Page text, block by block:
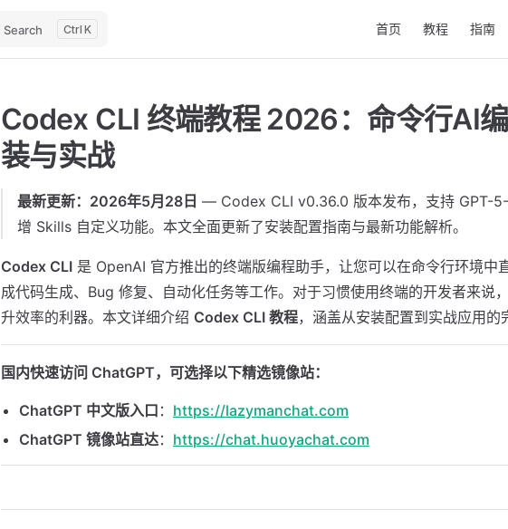
Search K 首页 教程 指南
Codex CLI 终端教程 2026：命令行AI
装与实战
最新更新：2026年5月28日 — Codex CLI v0.36.0 版本发布，支持 GPT-
增 Skills 自定义功能。本文全面更新了安装配置指南与最新功能解析。
Codex CLI 是 OpenAI 官方推出的终端版编程助手，让您可以在命令行环境中
成代码生成、Bug 修复、自动化任务等工作。对于习惯使用终端的开发者来说，
升效率的利器。本文详细介绍 Codex CLI 教程，涵盖从安装配置到实战应用的
国内快速访问 ChatGPT，可选择以下精选镜像站：
ChatGPT 中文版入口 ： https://lazymanchat.com
ChatGPT 镜像站直达： https://chat.huoyachat.com